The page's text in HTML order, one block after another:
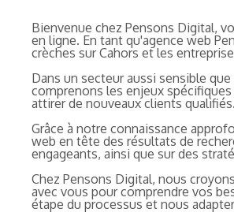
Bienvenue chez Pensons Digital,
en ligne. En tant qu'agence web
crèches sur Cahors et les
Dans un secteur aussi sensible
comprenons les enjeux
attirer de nouveaux clients qualifiés.
Grâce à notre connaissance
web en tête des résultats de
engageants, ainsi que sur des
Chez Pensons Digital, nous
avec vous pour comprendre vos
étape du processus et nous